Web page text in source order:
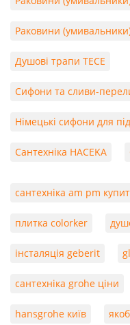
Раковини
Душові трапи TECE
Сифони та сливи-
Німецькі сифони для
Сантехніка HACEKA
сантехніка am pm
плитка colorker
інсталяція geberit
сантехніка grohe ціни
hansgrohe київ